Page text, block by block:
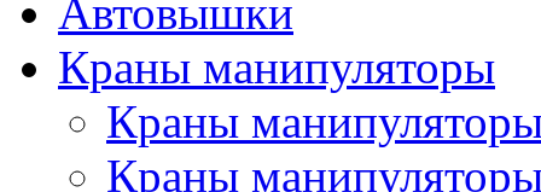
Автовышки
Краны манипуляторы
Краны
Краны